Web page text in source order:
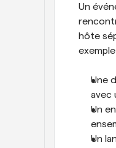
Un
hôte
exemple
Une
avec
Un
Un